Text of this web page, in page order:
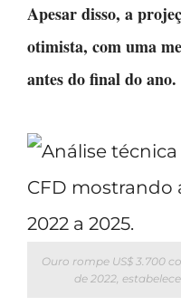
Apesar disso, a
otimista, com uma
antes do final do ano.
Ouro rompe US$ 3.700
de 2022,